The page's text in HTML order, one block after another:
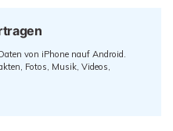
von iPhone nauf Android.
Fotos, Musik, Videos,